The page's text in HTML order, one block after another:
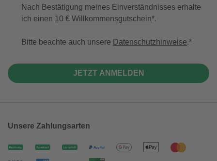
Nach Bestätigung meines Einverständnisses erhalte
ich einen 10 € Willkommensgutschein*.
Bitte beachte auch unsere Datenschutzhinweise.
JETZT ANMELDEN
Unsere Zahlungsarten